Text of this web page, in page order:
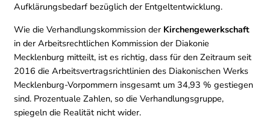
Aufklärungsbedarf bezüglich der Entgeltentwicklung.
Wie die Verhandlungskommission der Kirchengewerkschaft
in der Arbeitsrechtlichen Kommission der Diakonie
Mecklenburg mitteilt, ist es richtig, dass für den Zeitraum seit
2016 die Arbeitsvertragsrichtlinien des Diakonischen Werks
Mecklenburg-Vorpommern insgesamt um 34,93 % gestiegen
sind. Prozentuale Zahlen, so die Verhandlungsgruppe,
spiegeln die Realität nicht wider.